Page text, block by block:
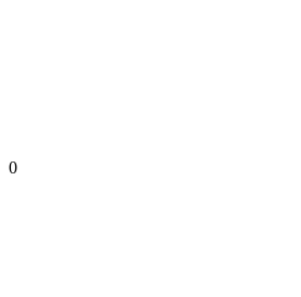
0